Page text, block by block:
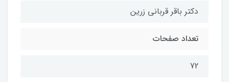
دكتر باقر قرباني زرين
تعداد صفحات
72